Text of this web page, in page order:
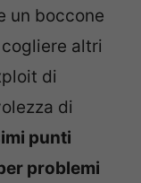
un boccone
altri
di
di
punti
problemi